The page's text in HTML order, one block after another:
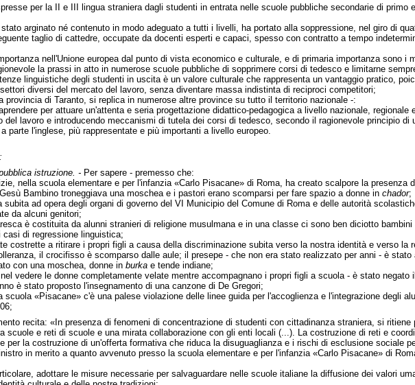
per la II e III lingua straniera dagli studenti in entrata nelle scuole pubbliche secondarie di primo
arginato né contenuto in modo adeguato a tutti i livelli, ha portato alla soppressione, nel giro di
taglio di cattedre, occupate da docenti esperti e capaci, spesso con contratto a tempo
nell'Unione europea dal punto di vista economico e culturale, e di primaria importanza sono i
la prassi in atto in numerose scuole pubbliche di sopprimere corsi di tedesco e limitarne
linguistiche degli studenti in uscita è un valore culturale che rappresenta un vantaggio pratico,
diversi del mercato del lavoro, senza diventare massa indistinta di reciproci competitori;
di Taranto, si replica in numerose altre province su tutto il territorio nazionale -:
per attuare un'attenta e seria progettazione didattico-pedagogica a livello nazionale,
del lavoro e introducendo meccanismi di tutela dei corsi di tedesco, secondo il ragionevole principio di
parte l'inglese, più rappresentate e più importanti a livello europeo.
istruzione. -Per sapere - premesso che:
nella scuola elementare e per l'infanzia «Carlo Pisacane» di Roma, ha creato scalpore la presenza
Bambino troneggiava una moschea e i pastori erano scomparsi per fare spazio a donne in chador;
subita ad opera degli organi di governo del VI Municipio del Comune di Roma e delle autorità
da alcuni genitori;
è costituita da alunni stranieri di religione musulmana e in una classe ci sono ben diciotto
di regressione linguistica;
costrette a ritirare i propri figli a causa della discriminazione subita verso la nostra identità e verso la
il crocifisso è scomparso dalle aule; il presepe - che non era stato realizzato per anni - è
con una moschea, donne in burkae tende indiane;
vedere le donne completamente velate mentre accompagnano i propri figli a scuola - è stato negato
è stato proposto l'insegnamento di una canzone di De Gregori;
scuola «Pisacane» c'è una palese violazione delle linee guida per l'accoglienza e l'integrazione degli
recita: «In presenza di fenomeni di concentrazione di studenti con cittadinanza straniera, si ritiene
scuole e reti di scuole e una mirata collaborazione con gli enti locali (...). La costruzione di reti e
per la costruzione di un'offerta formativa che riduca la disuguaglianza e i rischi di esclusione sociale
in merito a quanto avvenuto presso la scuola elementare e per l'infanzia «Carlo Pisacane» di
adottare le misure necessarie per salvaguardare nelle scuole italiane la diffusione dei valori